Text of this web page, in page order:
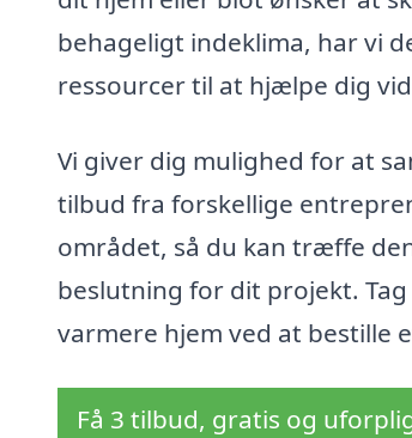
behageligt indeklima, har vi
ressourcer til at hjælpe dig
Vi giver dig mulighed for at
tilbud fra forskellige
området, så du kan træffe
beslutning for dit projekt.
varmere hjem ved at bestille
Få 3 tilbud, gratis og